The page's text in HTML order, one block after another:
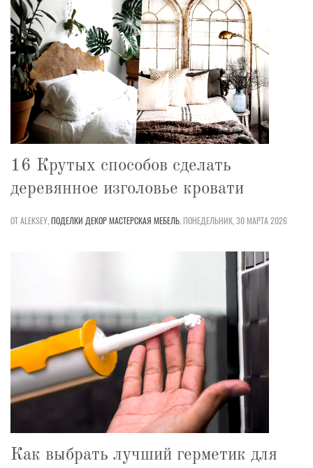
16 Крутых способов сделать
деревянное изголовье кровати
ОТ ALEKSEY,ПОДЕЛКИ ДЕКОРМАСТЕРСКАЯ МЕБЕЛЬ,ПОНЕДЕЛЬНИК, 30 МАРТА 2026
Как выбрать лучший герметик для